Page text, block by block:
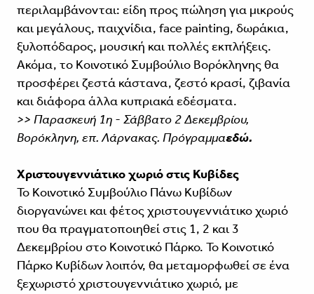
περιλαμβάνονται: είδη προς πώληση για μικρούς
και μεγάλους, παιχνίδια, face painting, δωράκια,
ξυλοπόδαρος, μουσική και πολλές εκπλήξεις.
Ακόμα, το Κοινοτικό Συμβούλιο Βορόκληνης θα
προσφέρει ζεστά κάστανα, ζεστό κρασί, ζιβανία
και διάφορα άλλα κυπριακά εδέσματα.
>> Παρασκευή 1η - Σάββατο 2 Δεκεμβρίου,
Βορόκληνη, επ. Λάρνακας. Πρόγραμμαεδώ.
Χριστουγεννιάτικο χωριό στις Κυβίδες
Το Κοινοτικό Συμβούλιο Πάνω Κυβίδων
διοργανώνει και φέτος χριστουγεννιάτικο χωριό
που θα πραγματοποιηθεί στις 1, 2 και 3
Δεκεμβρίου στο Κοινοτικό Πάρκο. Το Κοινοτικό
Πάρκο Κυβίδων λοιπόν, θα μεταμορφωθεί σε ένα
ξεχωριστό χριστουγεννιάτικο χωριό, με